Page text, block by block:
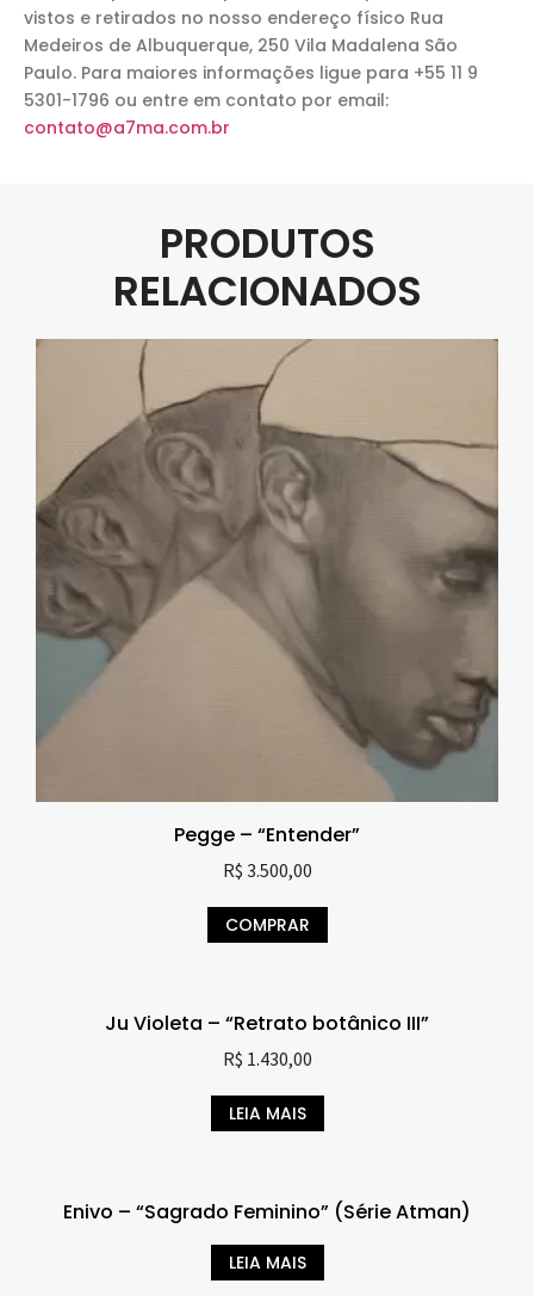
vistos e retirados no nosso endereço físico Rua
Medeiros de Albuquerque, 250 Vila Madalena São
Paulo. Para maiores informações ligue para +55 11 9
5301-1796 ou entre em contato por email:
contato@a7ma.com.br
PRODUTOS
RELACIONADOS
Pegge – “Entender”
R$ 3.500,00
COMPRAR
Ju Violeta – “Retrato botânico III”
R$ 1.430,00
LEIA MAIS
Enivo – “Sagrado Feminino” (Série Atman)
LEIA MAIS